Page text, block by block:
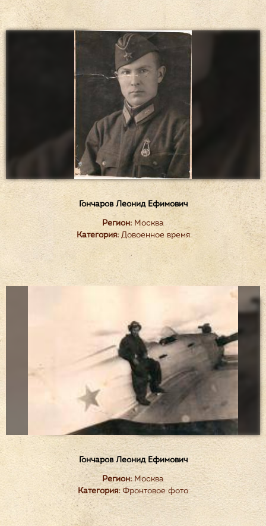
Гончаров Леонид Ефимович
Регион: Москва
Категория:Довоенное время
Гончаров Леонид Ефимович
Регион:Москва
Категория:Фронтовое фото